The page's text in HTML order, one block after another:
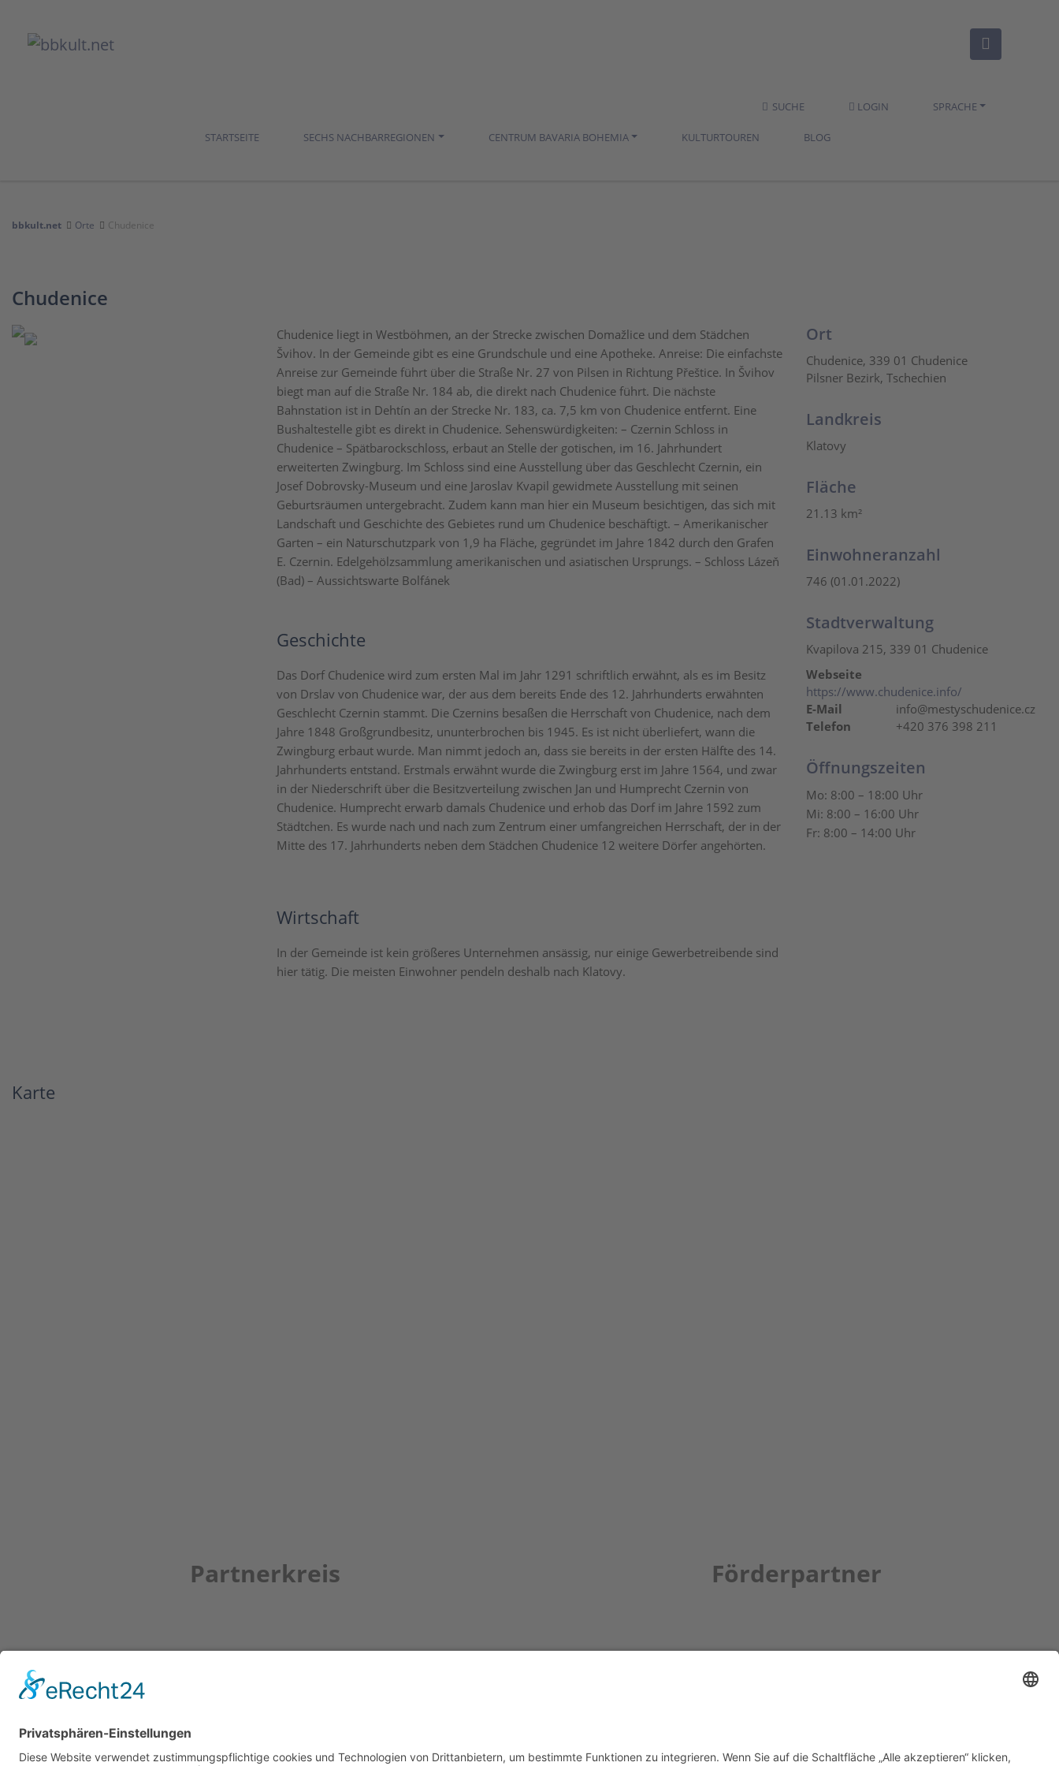
SUCHE LOGIN SPRACHE
STARTSEITE SECHS NACHBARREGIONEN CENTRUM BAVARIA BOHEMIA KULTURTOUREN BLOG
bbkult.net Orte Chudenice
Chudenice
Chudenice liegt in Westböhmen, an der Strecke zwischen Domažlice und dem Städchen
Švihov. In der Gemeinde gibt es eine Grundschule und eine Apotheke. Anreise: Die einfachste
Anreise zur Gemeinde führt über die Straße Nr. 27 von Pilsen in Richtung Přeštice. In Švihov
biegt man auf die Straße Nr. 184 ab, die direkt nach Chudenice führt. Die nächste
Bahnstation ist in Dehtín an der Strecke Nr. 183, ca. 7,5 km von Chudenice entfernt. Eine
Bushaltestelle gibt es direkt in Chudenice. Sehenswürdigkeiten: – Czernin Schloss in
Chudenice – Spätbarockschloss, erbaut an Stelle der gotischen, im 16. Jahrhundert
erweiterten Zwingburg. Im Schloss sind eine Ausstellung über das Geschlecht Czernin, ein
Josef Dobrovsky-Museum und eine Jaroslav Kvapil gewidmete Ausstellung mit seinen
Geburtsräumen untergebracht. Zudem kann man hier ein Museum besichtigen, das sich mit
Landschaft und Geschichte des Gebietes rund um Chudenice beschäftigt. – Amerikanischer
Garten – ein Naturschutzpark von 1,9 ha Fläche, gegründet im Jahre 1842 durch den Grafen
E. Czernin. Edelgehölzsammlung amerikanischen und asiatischen Ursprungs. – Schloss Lázeň
(Bad) – Aussichtswarte Bolfánek
Geschichte
Das Dorf Chudenice wird zum ersten Mal im Jahr 1291 schriftlich erwähnt, als es im Besitz
von Drslav von Chudenice war, der aus dem bereits Ende des 12. Jahrhunderts erwähnten
Geschlecht Czernin stammt. Die Czernins besaßen die Herrschaft von Chudenice, nach dem
Jahre 1848 Großgrundbesitz, ununterbrochen bis 1945. Es ist nicht überliefert, wann die
Zwingburg erbaut wurde. Man nimmt jedoch an, dass sie bereits in der ersten Hälfte des 14.
Jahrhunderts entstand. Erstmals erwähnt wurde die Zwingburg erst im Jahre 1564, und zwar
in der Niederschrift über die Besitzverteilung zwischen Jan und Humprecht Czernin von
Chudenice. Humprecht erwarb damals Chudenice und erhob das Dorf im Jahre 1592 zum
Städtchen. Es wurde nach und nach zum Zentrum einer umfangreichen Herrschaft, der in der
Mitte des 17. Jahrhunderts neben dem Städchen Chudenice 12 weitere Dörfer angehörten.
Wirtschaft
In der Gemeinde ist kein größeres Unternehmen ansässig, nur einige Gewerbetreibende sind
hier tätig. Die meisten Einwohner pendeln deshalb nach Klatovy.
Ort
Chudenice, 339 01 Chudenice
Pilsner Bezirk, Tschechien
Landkreis
Klatovy
Fläche
21.13 km²
Einwohneranzahl
746 (01.01.2022)
Stadtverwaltung
Kvapilova 215, 339 01 Chudenice
Webseite
https://www.chudenice.info/
E-Mail
info@mestyschudenice.cz
Telefon
+420 376 398 211
Öffnungszeiten
Mo: 8:00 – 18:00 Uhr
Mi: 8:00 – 16:00 Uhr
Fr: 8:00 – 14:00 Uhr
Karte
Partnerkreis Förderpartner
Newsletter
Dr. Veronika Hofinger